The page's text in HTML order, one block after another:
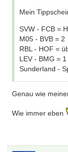
Mein
SVW - FCB =
M05 - BVB = 2
RBL - HOF =
LEV - BMG = 1
Sunderland -
Genau wie
Wie immer eben